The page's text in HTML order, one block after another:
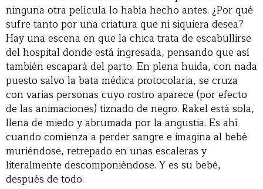
ninguna otra película lo había hecho antes. ¿Por qué
sufre tanto por una criatura que ni siquiera desea?
Hay una escena en que la chica trata de escabullirse
del hospital donde está ingresada, pensando que así
también escapará del parto. En plena huida, con nada
puesto salvo la bata médica protocolaria, se cruza
con varias personas cuyo rostro aparece (por efecto
de las animaciones) tiznado de negro. Rakel está sola,
llena de miedo y abrumada por la angustia. Es ahí
cuando comienza a perder sangre e imagina al bebé
muriéndose, retrepado en unas escaleras y
literalmente descomponiéndose. Y es su bebé,
después de todo.